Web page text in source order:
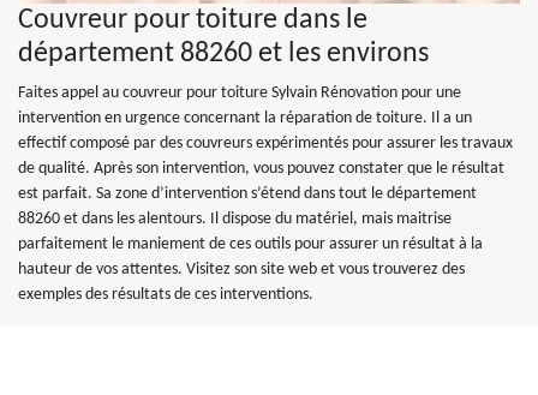
Couvreur pour toiture dans le
département 88260 et les environs
Faites appel au couvreur pour toiture Sylvain Rénovation pour une
intervention en urgence concernant la réparation de toiture. Il a un
effectif composé par des couvreurs expérimentés pour assurer les travaux
de qualité. Après son intervention, vous pouvez constater que le résultat
est parfait. Sa zone d’intervention s’étend dans tout le département
88260 et dans les alentours. Il dispose du matériel, mais maitrise
parfaitement le maniement de ces outils pour assurer un résultat à la
hauteur de vos attentes. Visitez son site web et vous trouverez des
exemples des résultats de ces interventions.